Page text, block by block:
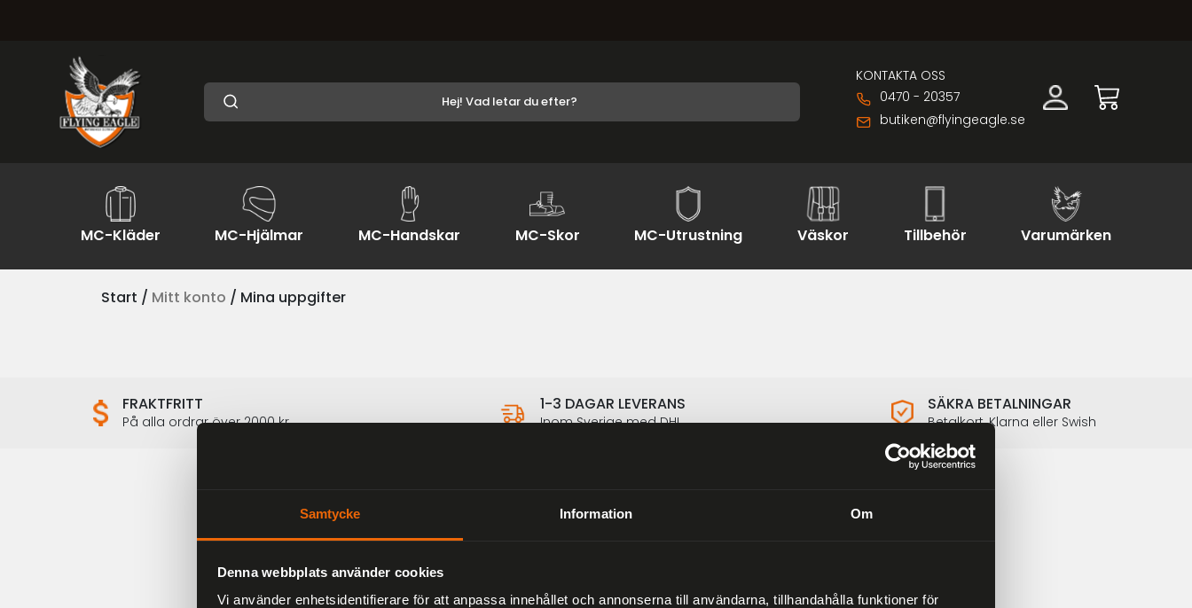
Samtycke Information Om
Denna webbplats använder cookies
Vi använder enhetsidentifierare för att anpassa innehållet och annonserna till användarna, tillhandahålla funktioner för
KONTAKTA OSS
0470 - 20357
butiken@flyingeagle.se
MC-Kläder MC-Hjälmar MC-Handskar MC-Skor MC-Utrustning Väskor Tillbehör Varumärken
Start / Mitt konto / Mina uppgifter
FRAKTFRITT
På alla ordrar över 2000 kr
1-3 DAGAR LEVERANS
Inom Sverige med DHL
SÄKRA BETALNINGAR
Betalkort, Klarna eller Swish